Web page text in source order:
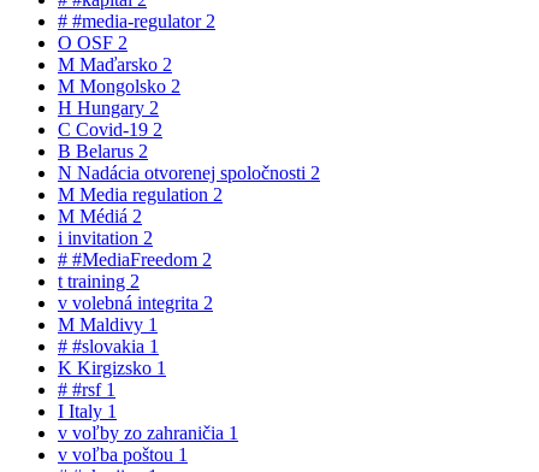
# #media-regulator 2
O OSF 2
M Maďarsko 2
M Mongolsko 2
H Hungary 2
C Covid-19 2
B Belarus 2
N Nadácia otvorenej spoločnosti 2
M Media regulation 2
M Médiá 2
i invitation 2
# #MediaFreedom 2
t training 2
v volebná integrita 2
M Maldivy 1
# #slovakia 1
K Kirgizsko 1
# #rsf 1
I Italy 1
v voľby zo zahraničia 1
v voľba poštou 1